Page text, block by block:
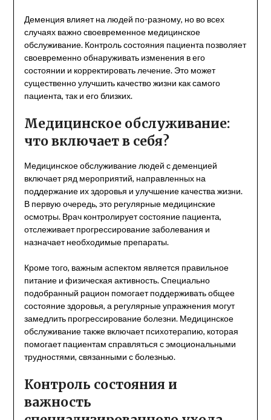
Деменция влияет на людей по-разному, но во всех
случаях важно своевременное медицинское
обслуживание. Контроль состояния пациента позволяет
своевременно обнаруживать изменения в его
состоянии и корректировать лечение. Это может
существенно улучшить качество жизни как самого
пациента, так и его близких.
Медицинское обслуживание:
что включает в себя?
Медицинское обслуживание людей с деменцией
включает ряд мероприятий, направленных на
поддержание их здоровья и улучшение качества жизни.
В первую очередь, это регулярные медицинские
осмотры. Врач контролирует состояние пациента,
отслеживает прогрессирование заболевания и
назначает необходимые препараты.
Кроме того, важным аспектом является правильное
питание и физическая активность. Специально
подобранный рацион помогает поддерживать общее
состояние здоровья, а регулярные упражнения могут
замедлить прогрессирование болезни. Медицинское
обслуживание также включает психотерапию, которая
помогает пациентам справляться с эмоциональными
трудностями, связанными с болезнью.
Контроль состояния и
важность